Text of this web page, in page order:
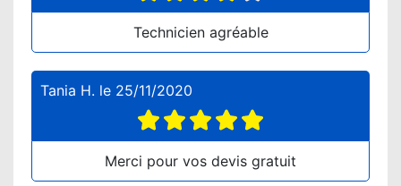
Technicien agréable
Tania H. le 25/11/2020
Merci pour vos devis gratuit